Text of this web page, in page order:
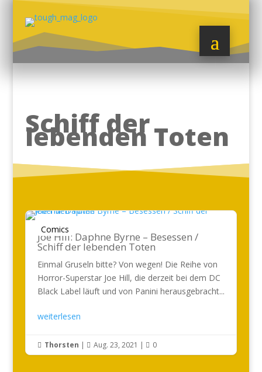
Schiff der
lebenden Toten
Comics
Joe Hill: Daphne Byrne – Besessen /
Schiff der lebenden Toten
Einmal Gruseln bitte? Von wegen! Die Reihe von
Horror-Superstar Joe Hill, die derzeit bei dem DC
Black Label läuft und von Panini herausgebracht...
weiterlesen
 Thorsten |  Aug. 23, 2021 |  0